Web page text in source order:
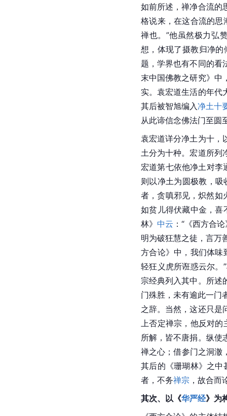
如前所述，禅净合流的
格说来，在这合流的思
禅也。”他虽然极力弘
想，体现了摄教归净
题，学界也有不同的看
末中国佛教之研究》中
实。袁宏道生活的年代
其后被智旭编入净土十
从此谛信念佛法门至圆
袁宏道详分净土为十，
土分为十种。宏道所列
宏道第七依他净土对李
则以净土为圆极教，
者，贪嗔邪见，炽然如
如贫儿得伏藏中金，喜
林》中云 ：“《西方合
明为破狂慧之徒，言万
方合论》中，我们体味
轻狂义虎所诳惑云尔。
宗经典列入其中。所述
门殊胜，未有逾此一门
之辞。当然，这还只是
上否定禅宗，他反对
所解，皆不唐捐。纵使
禅之心；借参门之洞澈
其后的《珊瑚林》之中
者，不务禅宗 ，故合
其次、以《华严经》为